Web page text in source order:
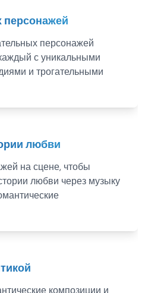
персонажей
персонажей
с уникальными
и трогательными
любви
на сцене, чтобы
любви через музыку
композиции и